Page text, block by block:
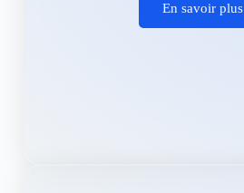
En savoir plus